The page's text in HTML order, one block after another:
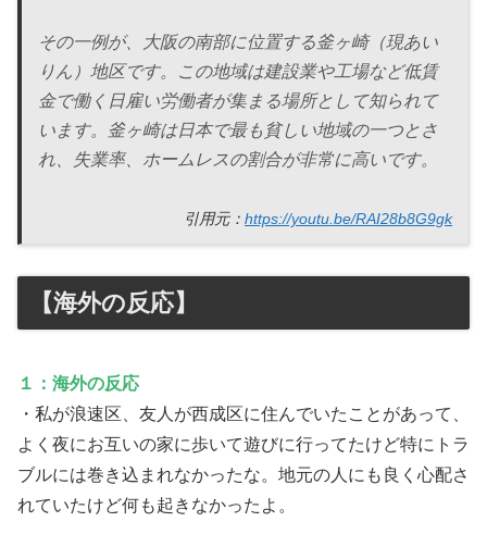
その一例が、大阪の南部に位置する釜ヶ崎（現あい
りん）地区です。この地域は建設業や工場など低賃
金で働く日雇い労働者が集まる場所として知られて
います。釜ヶ崎は日本で最も貧しい地域の一つとさ
れ、失業率、ホームレスの割合が非常に高いです。
引用元： https://youtu.be/RAI28b8G9gk
【海外の反応】
１：海外の反応
・私が浪速区、友人が西成区に住んでいたことがあって、
よく夜にお互いの家に歩いて遊びに行ってたけど特にトラ
ブルには巻き込まれなかったな。地元の人にも良く心配さ
れていたけど何も起きなかったよ。